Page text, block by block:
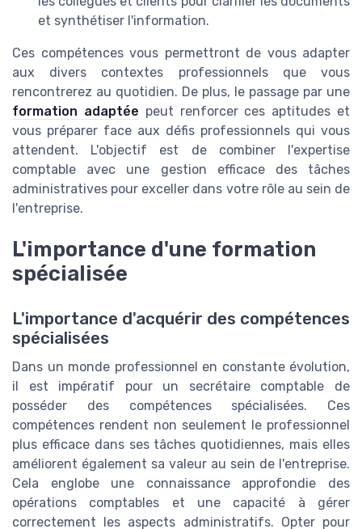
et synthétiser l'information.
Ces compétences vous permettront de vous adapter
aux divers contextes professionnels que vous
rencontrerez au quotidien. De plus, le passage par une
formation adaptée peut renforcer ces aptitudes et
vous préparer face aux défis professionnels qui vous
attendent. L'objectif est de combiner l'expertise
comptable avec une gestion efficace des tâches
administratives pour exceller dans votre rôle au sein de
l'entreprise.
L'importance d'une formation
spécialisée
L'importance d'acquérir des compétences
spécialisées
Dans un monde professionnel en constante évolution,
il est impératif pour un secrétaire comptable de
posséder des compétences spécialisées. Ces
compétences rendent non seulement le professionnel
plus efficace dans ses tâches quotidiennes, mais elles
améliorent également sa valeur au sein de l'entreprise.
Cela englobe une connaissance approfondie des
opérations comptables et une capacité à gérer
correctement les aspects administratifs. Opter pour